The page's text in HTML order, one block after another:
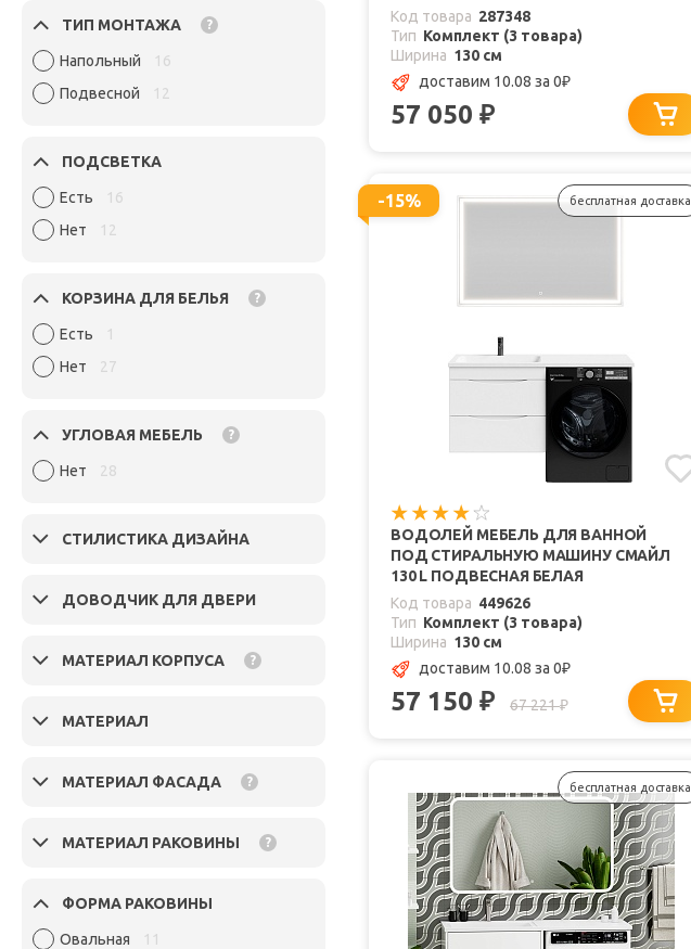
ТИП МОНТАЖА ?
Напольный
16
Подвесной
12
ПОДСВЕТКА
Есть
16
Нет
12
КОРЗИНА ДЛЯ БЕЛЬЯ ?
Есть
1
Нет
27
УГЛОВАЯ МЕБЕЛЬ ?
Нет 28
СТИЛИСТИКА ДИЗАЙНА
ДОВОДЧИК ДЛЯ ДВЕРИ
МАТЕРИАЛ КОРПУСА ?
МАТЕРИАЛ
МАТЕРИАЛ ФАСАДА ?
МАТЕРИАЛ РАКОВИНЫ ?
ФОРМА РАКОВИНЫ
Овальная
11
Код товара 287348
Тип Комплект (3 товара)
Ширина 130 см
доставим 10.08 за 0₽
57 050 ₽
-15% бесплатная доставка
ВОДОЛЕЙ МЕБЕЛЬ ДЛЯ ВАННОЙ
ПОД СТИРАЛЬНУЮ МАШИНУ СМАЙЛ
130 L ПОДВЕСНАЯ БЕЛАЯ
Код товара 449626
Тип Комплект (3 товара)
Ширина 130 см
доставим 10.08 за 0₽
57 150 ₽ 67 221₽
бесплатная доставка